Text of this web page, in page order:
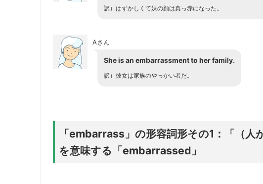
訳）はずかしくて妹の顔は真っ赤になった。
Aさん
She is an embarrassment to her family.
訳）彼女は家族のやっかい者だ。
「embarrass」の形容詞形その1：「（人
を意味する「embarrassed」